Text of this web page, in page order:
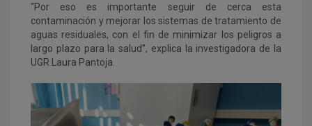
“Por eso es importante seguir de cerca esta
contaminación y mejorar los sistemas de tratamiento de
aguas residuales, con el fin de minimizar los peligros a
largo plazo para la salud”, explica la investigadora de la
UGR Laura Pantoja.